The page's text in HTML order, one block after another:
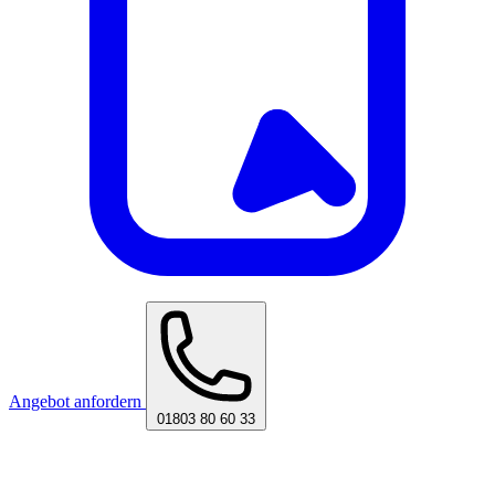
Angebot anfordern
01803 80 60 33